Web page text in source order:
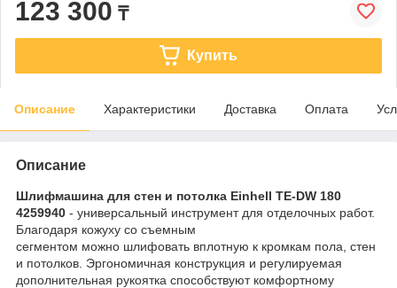
123 300 ₸
Купить
Описание Характеристики Доставка Оплата
Описание
Шлифмашина для стен и потолка Einhell TE-DW 180
4259940 - универсальный инструмент для отделочных работ.
Благодаря кожуху со съемным
сегментом можно шлифовать вплотную к кромкам пола, стен
и потолков. Эргономичная конструкция и регулируемая
дополнительная рукоятка способствуют комфортному